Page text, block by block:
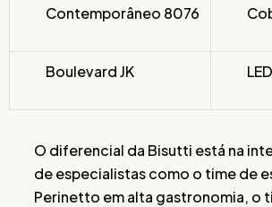
Contemporâneo 8076
Boulevard JK
O diferencial da Bisutti está na
de especialistas como o time de
Perinetto em alta gastronomia, o